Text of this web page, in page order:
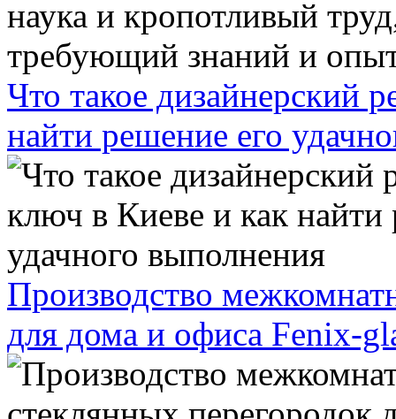
Что такое дизайнерский
найти решение его
Производство
для дома и офиса Fenix-